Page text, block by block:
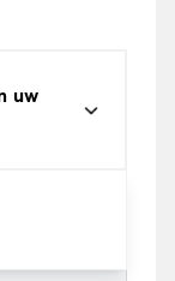
uw
het jaartal